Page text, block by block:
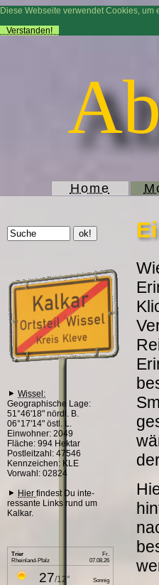
Diese Webseite verwendet Cookies,
Verstanden!
Home
Wissel:
Geographische Lage:
51°46'18" nördl. B.
06°17'14" östl. L.
Einwohner: 2049
Fläche: 994 Hektar
Postleitzahl: 47546
Kennzeichen: KLE
Vorwahl: 02824
Hier findest Du inte-
ressante Links rund um
Kalkar.